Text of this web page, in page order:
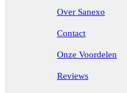
Over Sanexo
Contact
Onze Voordelen
Reviews